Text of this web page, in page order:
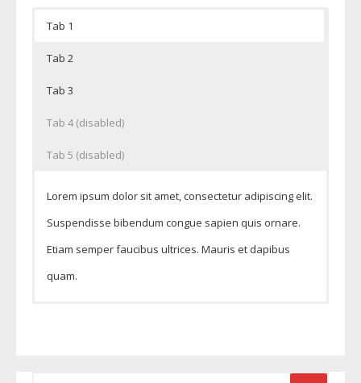
Tab 1
Tab 2
Tab 3
Tab 4 (disabled)
Tab 5 (disabled)
Lorem ipsum dolor sit amet, consectetur adipiscing elit.
Suspendisse bibendum congue sapien quis ornare.
Etiam semper faucibus ultrices. Mauris et dapibus
quam.